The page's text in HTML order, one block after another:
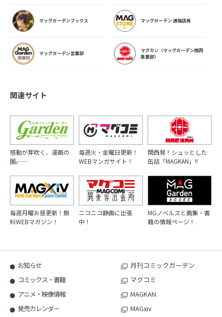
マッグガーデンブックス マッグガーデン 通販店長
マッグガーデン営業部
マグカン（マッグガーデン関西
事業部）
関連サイト
感動が芽吹く、漫画の
園――。
毎週火・金曜日更新！
WEBマンガサイト！
関西発！シュッとした
缶詰「MAGKAN」!!
毎週月曜お昼更新！無
料WEBマガジン！
ニコニコ静画に出張
中！
MGノベルズと画集・書
籍の情報ページ！
お知らせ
コミックス・書籍
アニメ・映像情報
発売カレンダー
月刊コミックガーデン
マグコミ
MAGKAN
MAGxiv